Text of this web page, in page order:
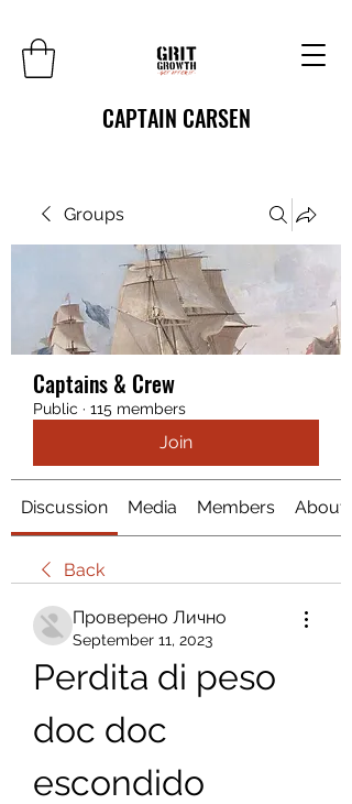
CAPTAIN CARSEN
Groups
Captains & Crew
Public · 115 members
Join
Discussion Media Members About
Back
Проверено Лично
September 11, 2023
Perdita di peso
doc doc
escondido